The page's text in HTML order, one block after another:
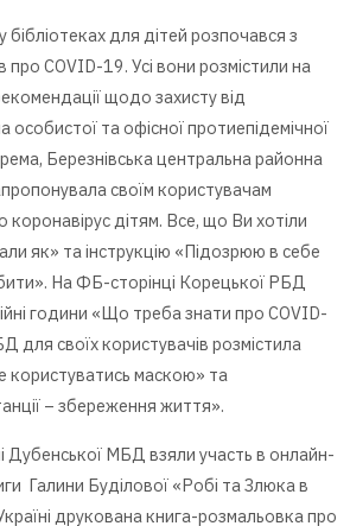
для дітей розпочався з
про COVID-19. Усі вони розмістили на
щодо захисту від
особистої та офісної протиепідемічної
Березнівська центральна районна
своїм користувачам
коронавірус дітям. Все, що Ви хотіли
як» та інструкцію «Підозрюю в себе
На ФБ-сторінці Корецької РБД
години «Що треба знати про COVID-
для своїх користувачів розмістила
користуватись маскою» та
– збереження життя».
Дубенської МБД взяли участь в онлайн-
Галини Буділової «Робі та Злюка в
друкована книга-розмальовка про